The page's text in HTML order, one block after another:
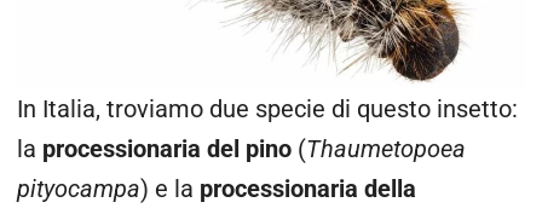
In Italia, troviamo due specie di questo insetto:
la processionaria del pino (Thaumetopoea
pityocampa) e la processionaria della